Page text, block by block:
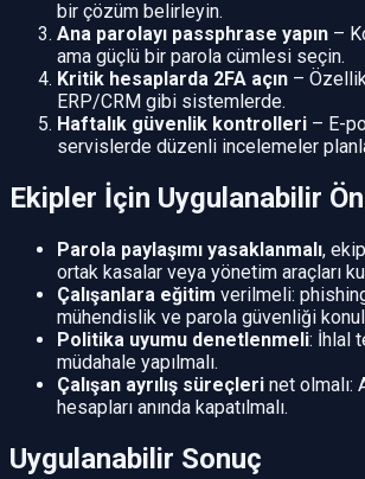
bir çözüm belirleyin.
Ana parolayı passphrase yapın –
ama güçlü bir parola cümlesi seçin.
Kritik hesaplarda 2FA açın –
ERP/CRM gibi sistemlerde.
Haftalık güvenlik kontrolleri – E-
servislerde düzenli incelemeler
Ekipler İçin Uygulanabilir
Parola paylaşımı yasaklanmalı,
ortak kasalar veya yönetim araçları
Çalışanlara eğitim verilmeli:
mühendislik ve parola güvenliği
Politika uyumu denetlenmeli: İhlal
müdahale yapılmalı.
Çalışan ayrılış süreçleri net olmalı:
hesapları anında kapatılmalı.
Uygulanabilir Sonuç